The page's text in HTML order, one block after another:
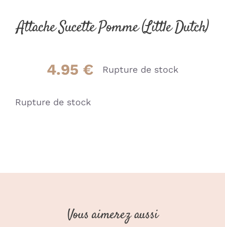
Attache Sucette Pomme (Little Dutch)
4.95 € Rupture de stock
Rupture de stock
Vous aimerez aussi